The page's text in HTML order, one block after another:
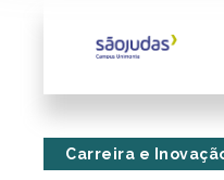
Carreira e